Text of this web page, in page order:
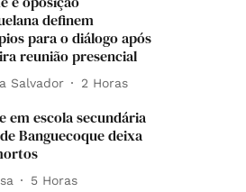
definem
para o diálogo após
reunião presencial
Salvador 2 Horas
em escola secundária
Banguecoque deixa
5 Horas